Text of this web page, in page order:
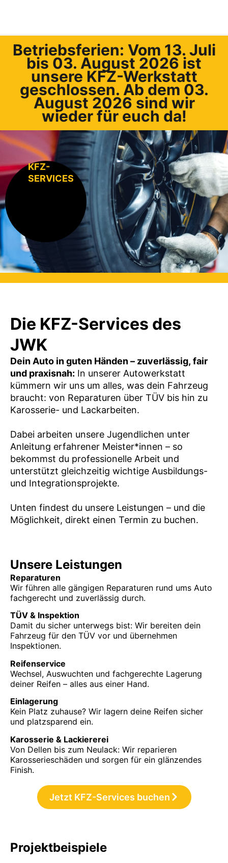
Betriebsferien: Vom 13. Juli
bis 03. August 2026 ist
unsere KFZ-Werkstatt
geschlossen. Ab dem 03.
August 2026 sind wir
wieder für euch da!
KFZ-
SERVICES
Die KFZ-Services des
JWK
Dein Auto in guten Händen – zuverlässig, fair
und praxisnah: In unserer Autowerkstatt
kümmern wir uns um alles, was dein Fahrzeug
braucht: von Reparaturen über TÜV bis hin zu
Karosserie- und Lackarbeiten.
Dabei arbeiten unsere Jugendlichen unter
Anleitung erfahrener Meister*innen – so
bekommst du professionelle Arbeit und
unterstützt gleichzeitig wichtige Ausbildungs-
und Integrationsprojekte.
Unten findest du unsere Leistungen – und die
Möglichkeit, direkt einen Termin zu buchen.
Unsere Leistungen
Reparaturen
Wir führen alle gängigen Reparaturen rund ums Auto
fachgerecht und zuverlässig durch.
TÜV & Inspektion
Damit du sicher unterwegs bist: Wir bereiten dein
Fahrzeug für den TÜV vor und übernehmen
Inspektionen.
Reifenservice
Wechsel, Auswuchten und fachgerechte Lagerung
deiner Reifen – alles aus einer Hand.
Einlagerung
Kein Platz zuhause? Wir lagern deine Reifen sicher
und platzsparend ein.
Karosserie & Lackiererei
Von Dellen bis zum Neulack: Wir reparieren
Karosserieschäden und sorgen für ein glänzendes
Finish.
Jetzt KFZ-Services buchen
Projektbeispiele